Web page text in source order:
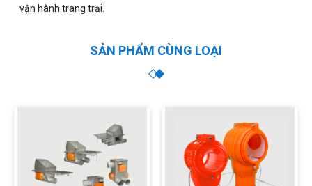
vận hành trang trại.
SẢN PHẨM CÙNG LOẠI